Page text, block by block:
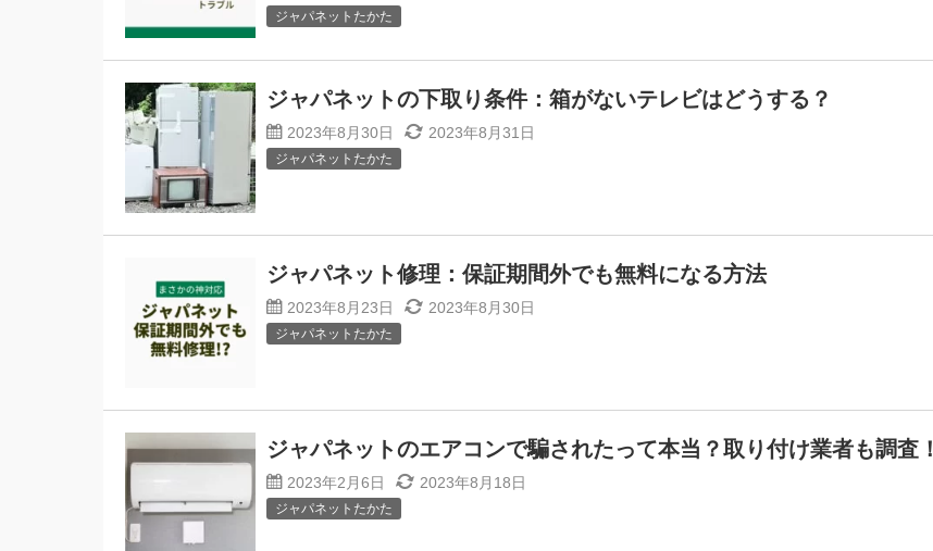
ジャパネットたかた
ジャパネットの下取り条件：箱がないテレビはどうする？
2023年8月30日 2023年8月31日
ジャパネットたかた
ジャパネット修理：保証期間外でも無料になる方法
2023年8月23日 2023年8月30日
ジャパネットたかた
ジャパネットのエアコンで騙されたって本当？取り付け業者も調査！
2023年2月6日 2023年8月18日
ジャパネットたかた